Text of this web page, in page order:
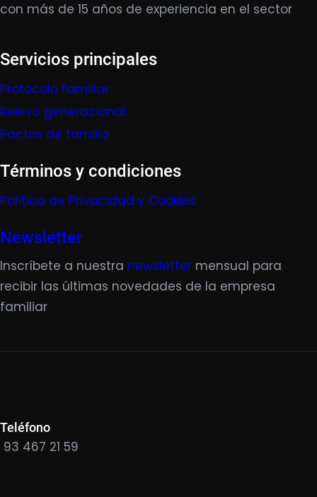
con más de 15 años de experiencia en el sector
Servicios principales
Protocolo familiar
Relevo generacional
Pactos de familia
Términos y condiciones
Política de Privacidad y Cookies
Newsletter
Inscríbete a nuestra newsletter mensual para
recibir las últimas novedades de la empresa
familiar
Teléfono
93 467 21 59